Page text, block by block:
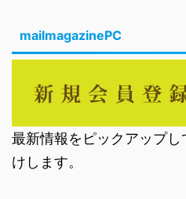
mailmagazinePC
最新情報をピックアップ
けします。